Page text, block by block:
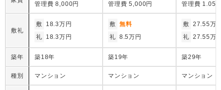
管理費 8,000円
管理費 5,000円
管理費 1.05
敷礼
敷
18.3万円
礼
18.3万円
敷 無料
礼 8.5万円
敷 27.55万
礼 27.55万
築年 築18年 築19年 築29年
種別 マンション マンション マンション